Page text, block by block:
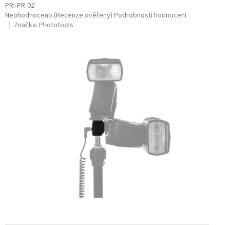
PRI-PR-02
Průměrné
hodnocení
Neohodnoceno (Recenze ověřeny) Podrobnosti hodnocení
Značka: Phototools